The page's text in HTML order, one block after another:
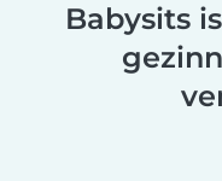
Babysits